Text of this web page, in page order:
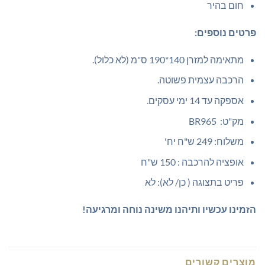
חום בהיר
פרטים נוספים:
מתאימה למזרן 140*190 ס"מ (לא כלול).
הרכבה עצמית פשוטה.
אספקה עד 14 ימי עסקים.
מק"ט: BR965
משלוח: 249 ש"ח יח'
אופציה להרכבה : 150 ש"ח
פריט בתצוגה ( כן/ לא): לא
הזמינו עכשיו ותיהנו משינה נוחה ומרגיעה!
מוצרים קשורים